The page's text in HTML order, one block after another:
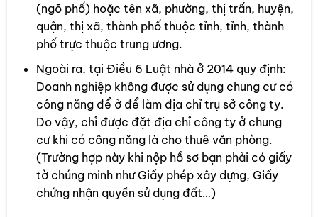
(ngõ phố) hoặc tên xã, phường, thị trấn, huyện,
quận, thị xã, thành phố thuộc tỉnh, tỉnh, thành
phố trực thuộc trung ương.
Ngoài ra, tại Điều 6 Luật nhà ở 2014 quy định:
Doanh nghiệp không được sử dụng chung cư có
công năng để ở để làm địa chỉ trụ sở công ty.
Do vậy, chỉ được đặt địa chỉ công ty ở chung
cư khi có công năng là cho thuê văn phòng.
(Trường hợp này khi nộp hồ sơ bạn phải có giấy
tờ chúng minh như Giấy phép xây dựng, Giấy
chứng nhận quyền sử dụng đất…)